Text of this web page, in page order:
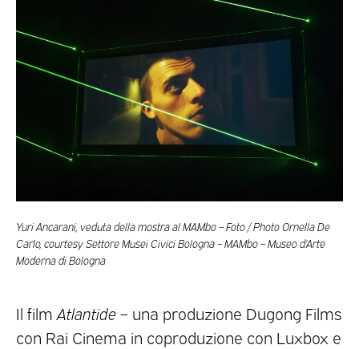
Yuri Ancarani, veduta della mostra al MAMbo – Foto / Photo Ornella De
Carlo, courtesy Settore Musei Civici Bologna – MAMbo – Museo d’Arte
Moderna di Bologna
Il film Atlantide – una produzione Dugong Films
con Rai Cinema in coproduzione con Luxbox e